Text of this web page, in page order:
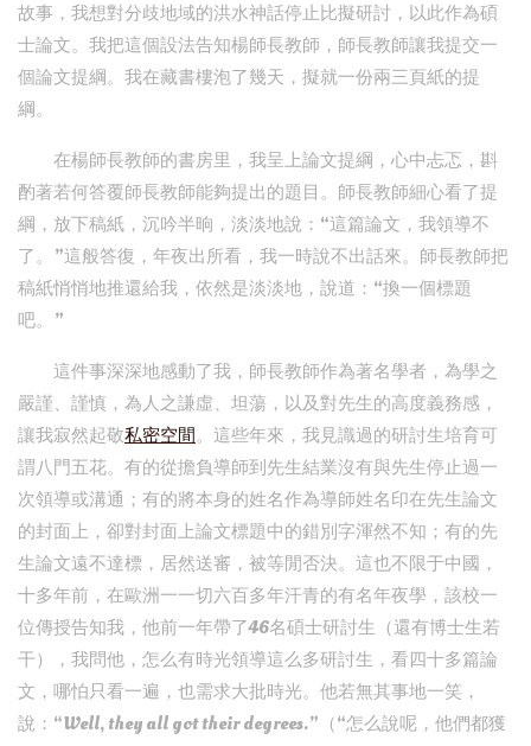
故事，我想對分歧地域的洪水神話停止比擬研討，以此作為碩
士論文。我把這個設法告知楊師長教師，師長教師讓我提交一
個論文提綱。我在藏書樓泡了幾天，擬就一份兩三頁紙的提
綱。
在楊師長教師的書房里，我呈上論文提綱，心中忐忑，斟
酌著若何答覆師長教師能夠提出的題目。師長教師細心看了提
綱，放下稿紙，沉吟半晌，淡淡地說：“這篇論文，我領導不
了。”這般答復，年夜出所看，我一時說不出話來。師長教師把
稿紙悄悄地推還給我，依然是淡淡地，說道：“換一個標題
吧。”
這件事深深地感動了我，師長教師作為著名學者，為學之
嚴謹、謹慎，為人之謙虛、坦蕩，以及對先生的高度義務感，
讓我寂然起敬私密空間。這些年來，我見識過的研討生培育可
謂八門五花。有的從擔負導師到先生結業沒有與先生停止過一
次領導或溝通；有的將本身的姓名作為導師姓名印在先生論文
的封面上，卻對封面上論文標題中的錯別字渾然不知；有的先
生論文遠不達標，居然送審，被等閒否決。這也不限于中國，
十多年前，在歐洲一一切六百多年汗青的有名年夜學，該校一
位傳授告知我，他前一年帶了46名碩士研討生（還有博士生若
干），我問他，怎么有時光領導這么多研討生，看四十多篇論
文，哪怕只看一遍，也需求大批時光。他若無其事地一笑，
說：“Well, they all got their degrees.”（“怎么說呢，他們都獲